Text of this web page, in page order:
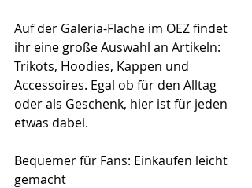
Auf der Galeria-Fläche im OEZ findet
ihr eine große Auswahl an Artikeln:
Trikots, Hoodies, Kappen und
Accessoires. Egal ob für den Alltag
oder als Geschenk, hier ist für jeden
etwas dabei.
Bequemer für Fans: Einkaufen leicht
gemacht